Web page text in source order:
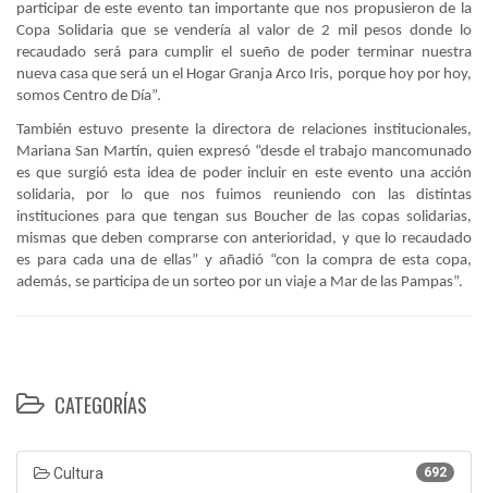
participar de este evento tan importante que nos propusieron de la
Copa Solidaria que se vendería al valor de 2 mil pesos donde lo
recaudado será para cumplir el sueño de poder terminar nuestra
nueva casa que será un el Hogar Granja Arco Iris, porque hoy por hoy,
somos Centro de Día”.
También estuvo presente la directora de relaciones institucionales,
Mariana San Martín, quien expresó “desde el trabajo mancomunado
es que surgió esta idea de poder incluir en este evento una acción
solidaria, por lo que nos fuimos reuniendo con las distintas
instituciones para que tengan sus Boucher de las copas solidarias,
mismas que deben comprarse con anterioridad, y que lo recaudado
es para cada una de ellas” y añadió “con la compra de esta copa,
además, se participa de un sorteo por un viaje a Mar de las Pampas”.
CATEGORÍAS
692
Cultura